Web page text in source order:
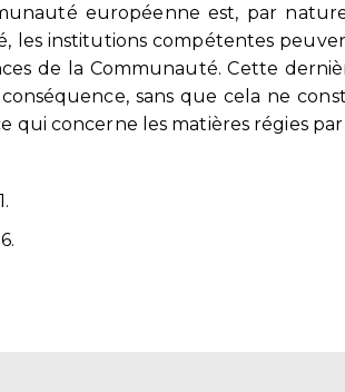
européenne est, par
les institutions compétentes
de la Communauté. Cette
sans que cela ne
qui concerne les matières régies